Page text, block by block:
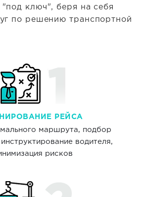
"под ключ", беря на себя
по решению транспортной
РЕЙСА
маршрута, подбор
водителя,
рисков